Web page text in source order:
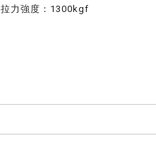
拉力強度：1300kgf